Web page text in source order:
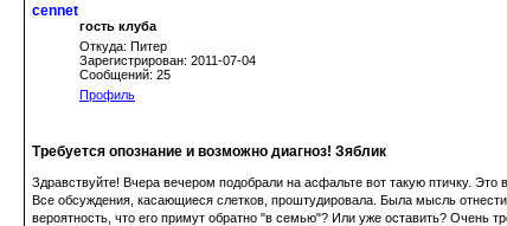
cennet
гость клуба
Откуда: Питер
Зарегистрирован: 2011-07-04
Сообщений: 25
Профиль
Требуется опознание и возможно диагноз! Зяблик
Здравствуйте! Вчера вечером подобрали на асфальте вот такую птичку.
Все обсуждения, касающиеся слетков, проштудировала. Была мысль
вероятность, что его примут обратно "в семью"? Или уже оставить? Очень